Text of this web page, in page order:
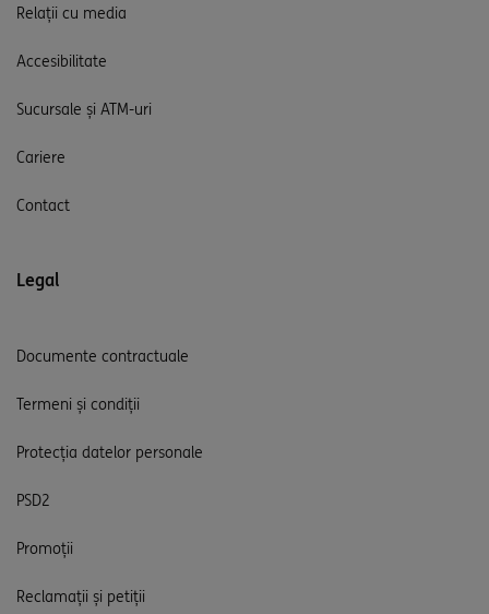
Relații cu media
Accesibilitate
Sucursale și ATM-uri
Cariere
Contact
Legal
Documente contractuale
Termeni și condiții
Protecția datelor personale
PSD2
Promoții
Reclamații și petiții